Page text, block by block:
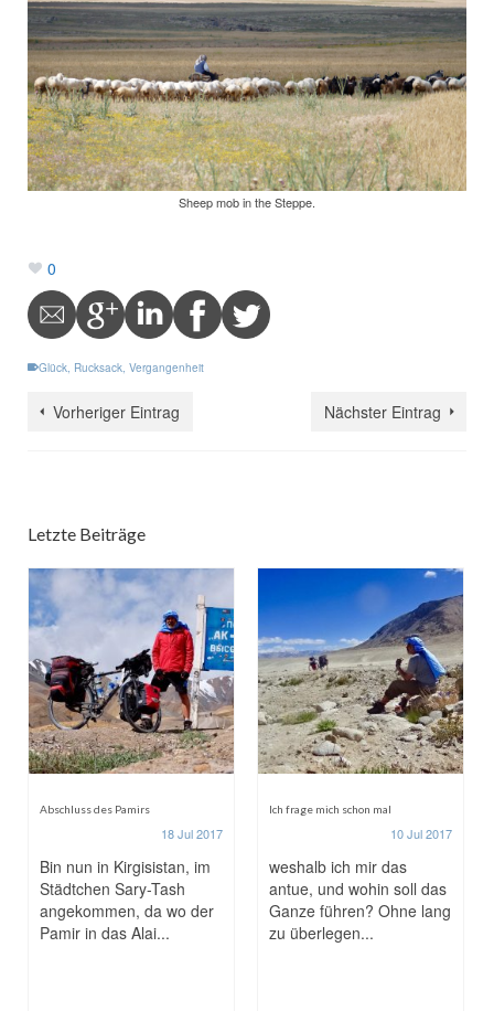
Sheep mob in the Steppe.
0
Glück, Rucksack, Vergangenheit
Vorheriger Eintrag Nächster Eintrag
Letzte Beiträge
Abschluss des Pamirs
18 Jul 2017
Bin nun in Kirgisistan, im
Städtchen Sary-Tash
angekommen, da wo der
Pamir in das Alai...
Ich frage mich schon mal
10 Jul 2017
weshalb ich mir das
antue, und wohin soll das
Ganze führen? Ohne lang
zu überlegen...